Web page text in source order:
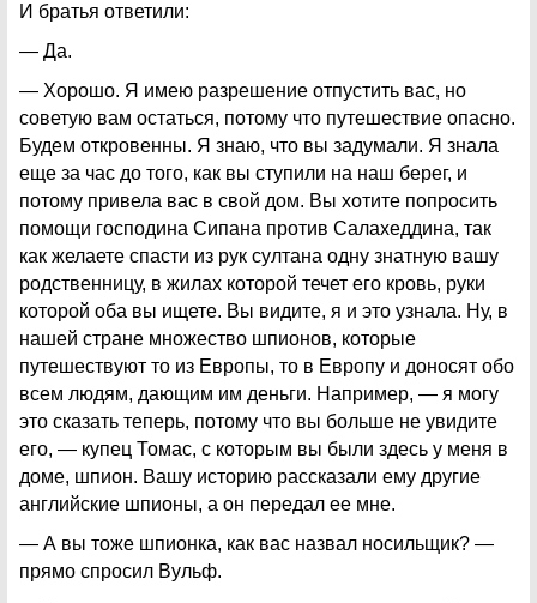
И братья ответили:
— Да.
— Хорошо. Я имею разрешение отпустить вас, но
советую вам остаться, потому что путешествие опасно.
Будем откровенны. Я знаю, что вы задумали. Я знала
еще за час до того, как вы ступили на наш берег, и
потому привела вас в свой дом. Вы хотите попросить
помощи господина Сипана против Салахеддина, так
как желаете спасти из рук султана одну знатную вашу
родственницу, в жилах которой течет его кровь, руки
которой оба вы ищете. Вы видите, я и это узнала. Ну, в
нашей стране множество шпионов, которые
путешествуют то из Европы, то в Европу и доносят обо
всем людям, дающим им деньги. Например, — я могу
это сказать теперь, потому что вы больше не увидите
его, — купец Томас, с которым вы были здесь у меня в
доме, шпион. Вашу историю рассказали ему другие
английские шпионы, а он передал ее мне.
— А вы тоже шпионка, как вас назвал носильщик? —
прямо спросил Вульф.